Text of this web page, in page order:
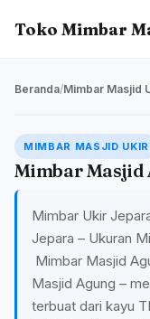
Toko Mimbar
Beranda/Mimbar Masjid
MIMBAR MASJID UKIR
Mimbar Masjid
Mimbar Ukir
Jepara – Ukuran
Mimbar Masjid
Masjid Agung –
terbuat dari kayu